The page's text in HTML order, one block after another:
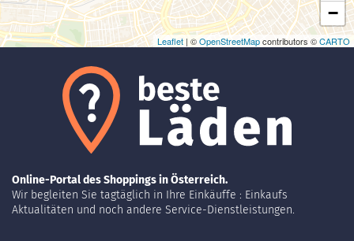
−
Leaflet | ©OpenStreetMapcontributors ©CARTO
Online-Portal des Shoppings in Österreich.
Wir begleiten Sie tagtäglich in Ihre Einkäuffe : Einkaufs
Aktualitäten und noch andere Service-Dienstleistungen.